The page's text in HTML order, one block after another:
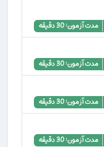
مدت آزمون: 30 دقیقه
مدت آزمون: 30 دقیقه
مدت آزمون: 30 دقیقه
مدت آزمون: 30 دقیقه